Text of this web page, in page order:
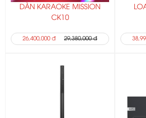
DÀN KARAOKE MISSION
CK10
26,400,000 đ 29,380,000 đ